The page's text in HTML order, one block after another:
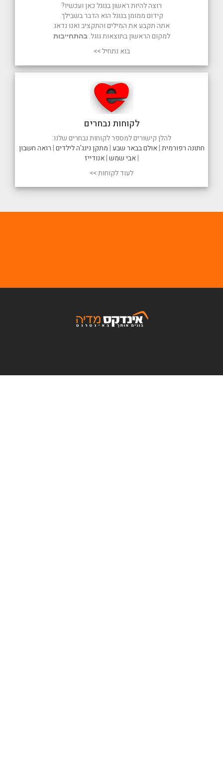
לקוחות נבחרים
להלן קישורים למספר לקוחות נבחרים שלנו:
חתונה רפורמית|אולם בבאר שבע|מתקן נינג'ה לילדים|רואה חשבון
|אבי שמש|אנודייז
לעוד לקוחות >>
רוצה להיות ראשון בגוגל כאן ועכשיו?
קידום ממומן בגוגל הוא הדבר בשבילך.
אתה תקבע את המילים והתקציב ואנו נדאג
למקום הראשון בתוצאות גוגל.בהתחייבות
בוא נתחיל >>